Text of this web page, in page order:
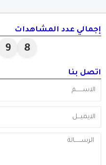
إجمالي عدد المشاهدات
8
9
اتصل بنا
الاســـــــم
الايميـــل
Message